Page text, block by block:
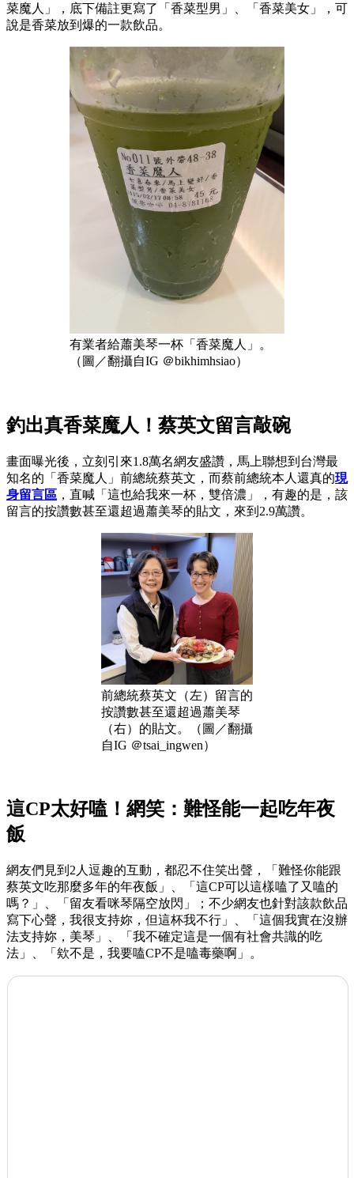
菜魔人」，底下備註更寫了「香菜型男」、「香菜美女」，可
說是香菜放到爆的一款飲品。
有業者給蕭美琴一杯「香菜魔人」。
（圖／翻攝自IG ＠bikhimhsiao）
釣出真香菜魔人！蔡英文留言敲碗
畫面曝光後，立刻引來1.8萬名網友盛讚，馬上聯想到台灣最
知名的「香菜魔人」前總統蔡英文，而蔡前總統本人還真的現
身留言區 ，直喊「這也給我來一杯，雙倍濃」，有趣的是，該
留言的按讚數甚至還超過蕭美琴的貼文，來到2.9萬讚。
前總統蔡英文（左）留言的
按讚數甚至還超過蕭美琴
（右）的貼文。（圖／翻攝
自IG ＠tsai_ingwen）
這CP太好嗑！網笑：難怪能一起吃年夜
飯
網友們見到2人逗趣的互動，都忍不住笑出聲，「難怪你能跟
蔡英文吃那麼多年的年夜飯」、「這CP可以這樣嗑了又嗑的
嗎？」、「留友看咪琴隔空放閃」；不少網友也針對該款飲品
寫下心聲，我很支持妳，但這杯我不行」、「這個我實在沒辦
法支持妳，美琴」、「我不確定這是一個有社會共識的吃
法」、「欸不是，我要嗑CP不是嗑毒藥啊」。